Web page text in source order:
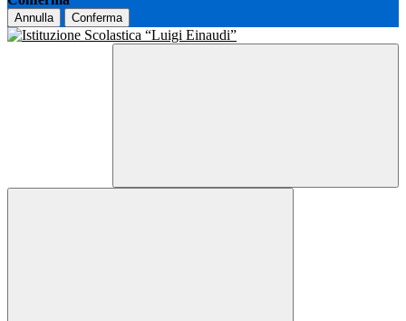
Annulla Conferma